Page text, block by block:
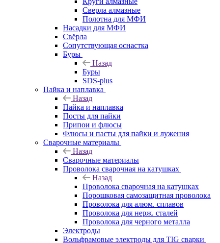
Сверла алмазные
Полотна для МФИ
Насадки для МФИ
Свёрла
Сопутствующая оснастка
Буры
Назад
Буры
SDS-plus
Пайка и наплавка
Назад
Пайка и наплавка
Посты для пайки
Припои и флюсы
Флюсы и пасты для пайки и лужения
Сварочные материалы
Назад
Сварочные материалы
Проволока сварочная на катушках
Назад
Проволока сварочная на катушках
Порошковая самозащитная проволока
Проволока для алюм. сплавов
Проволока для нерж. сталей
Проволока для черного металла
Электроды
Вольфрамовые электроды для TIG сварки